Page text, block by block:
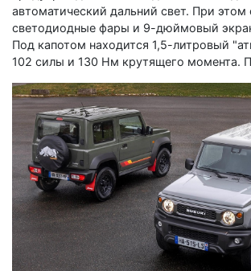
автоматический дальний свет. При этом
светодиодные фары и 9-дюймовый
Под капотом находится 1,5-литровый
102 силы и 130 Нм крутящего момента.